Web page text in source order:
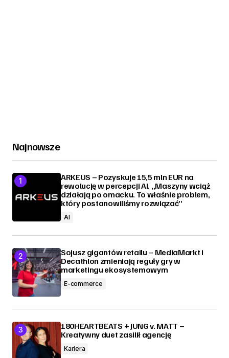
Najnowsze
ARKEUS – Pozyskuje 15,5 mln EUR na
rewolucję w percepcji AI. „Maszyny wciąż
działają po omacku. To właśnie problem,
który postanowiliśmy rozwiązać”
AI
Sojusz gigantów retailu – MediaMarkt i
Decathlon zmieniają reguły gry w
marketingu ekosystemowym
E-commerce
180HEARTBEATS + JUNG v. MATT –
Kreatywny duet zasilił agencję
Kariera